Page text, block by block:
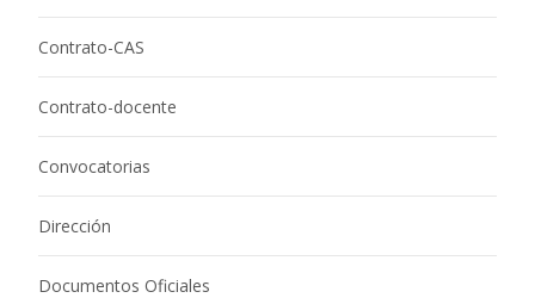
Contrato-CAS
Contrato-docente
Convocatorias
Dirección
Documentos Oficiales